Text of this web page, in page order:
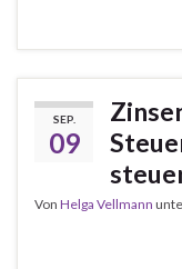
SEP.
09
Von Helga Vellmann